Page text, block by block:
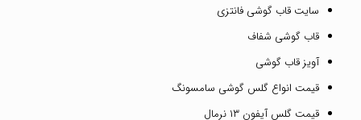
سایت قاب گوشی فانتزی
قاب گوشی شفاف
آویز قاب گوشی
قیمت انواع گلس گوشی سامسونگ
قیمت گلس آیفون ۱۳ نرمال